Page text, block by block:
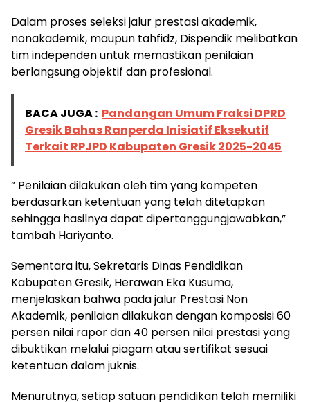
Dalam proses seleksi jalur prestasi akademik,
nonakademik, maupun tahfidz, Dispendik melibatkan
tim independen untuk memastikan penilaian
berlangsung objektif dan profesional.
BACA JUGA : Pandangan Umum Fraksi DPRD
Gresik Bahas Ranperda Inisiatif Eksekutif
Terkait RPJPD Kabupaten Gresik 2025-2045
” Penilaian dilakukan oleh tim yang kompeten
berdasarkan ketentuan yang telah ditetapkan
sehingga hasilnya dapat dipertanggungjawabkan,”
tambah Hariyanto.
Sementara itu, Sekretaris Dinas Pendidikan
Kabupaten Gresik, Herawan Eka Kusuma,
menjelaskan bahwa pada jalur Prestasi Non
Akademik, penilaian dilakukan dengan komposisi 60
persen nilai rapor dan 40 persen nilai prestasi yang
dibuktikan melalui piagam atau sertifikat sesuai
ketentuan dalam juknis.
Menurutnya, setiap satuan pendidikan telah memiliki